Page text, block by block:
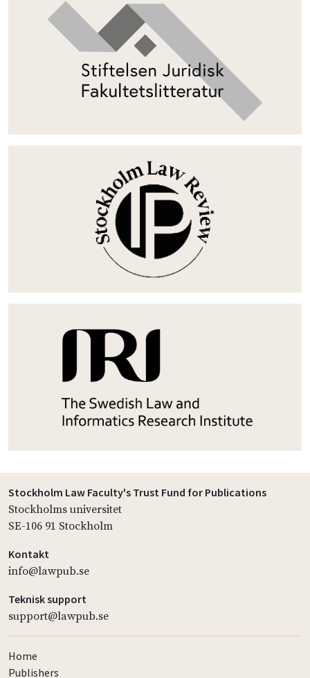
Stockholm Law Faculty's Trust Fund for Publications
Stockholms universitet
SE-106 91 Stockholm
Kontakt
info@lawpub.se
Teknisk support
support@lawpub.se
Home
Publishers